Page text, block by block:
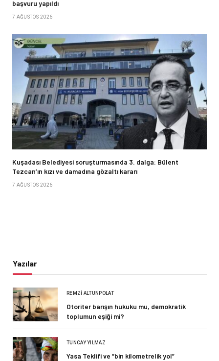
başvuru yapıldı
7 AĞUSTOS 2026
Kuşadası Belediyesi soruşturmasında 3. dalga: Bülent
Tezcan’ın kızı ve damadına gözaltı kararı
7 AĞUSTOS 2026
Yazılar
REMZI ALTUNPOLAT
Otoriter barışın hukuku mu, demokratik
toplumun eşiği mi?
TUNCAY YILMAZ
Yasa Teklifi ve “bin kilometrelik yol”